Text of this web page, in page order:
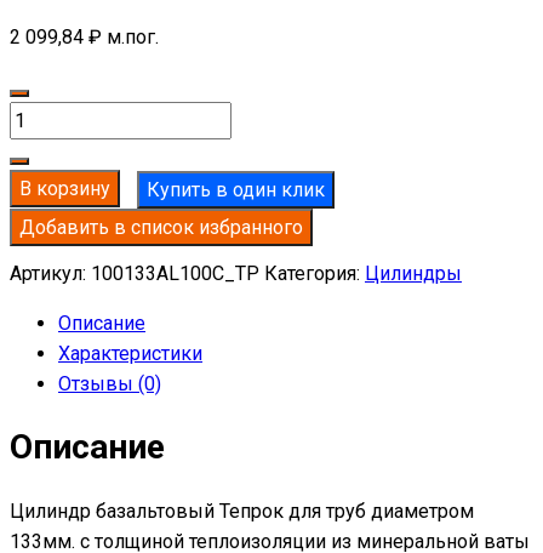
2 099,84 ₽ м.пог.
Количество
товара
Цилиндр
базальтовый
D133-
T100
100
кашированные
алюминиевой
В корзину
Купить в один клик
Добавить в список избранного
Артикул: 100133AL100C_TP Категория: Цилиндры
Описание
Характеристики
Отзывы (0)
Описание
Цилиндр базальтовый Тепрок для труб диаметром
133мм. с толщиной теплоизоляции из минеральной ваты